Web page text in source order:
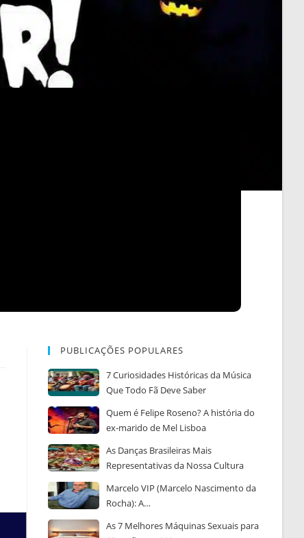
PUBLICAÇÕES POPULARES
7 Curiosidades Históricas da Música
Que Todo Fã Deve Saber
Quem é Felipe Roseno? A história do
ex-marido de Mel Lisboa
As Danças Brasileiras Mais
Representativas da Nossa Cultura
Marcelo VIP (Marcelo Nascimento da
Rocha): A…
As 7 Melhores Máquinas Sexuais para